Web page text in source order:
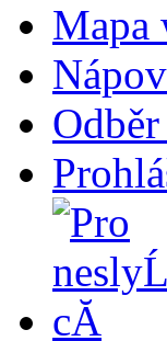
Mapa